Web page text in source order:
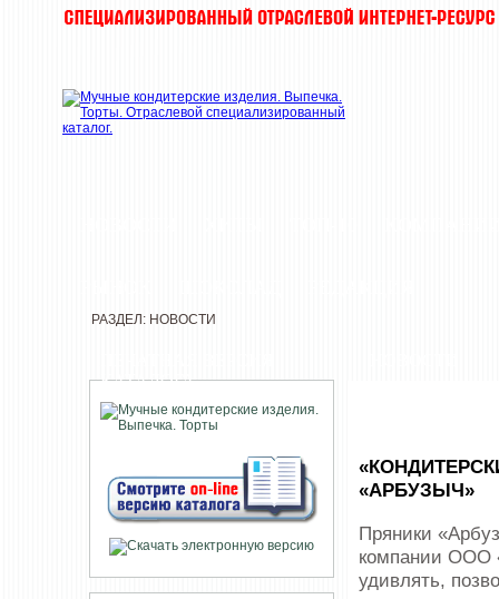
КАТАЛОГА
РАЗДЕЛ: НОВОСТИ
«АРБУЗЫЧ»
Пряники
компании ООО
удивлять,